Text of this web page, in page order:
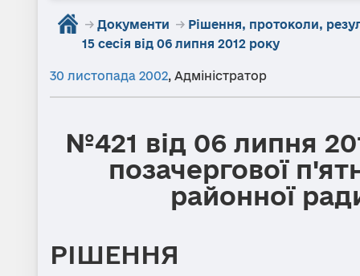
→ Документи → Рішення, протоколи,
15 сесія від 06 липня 2012 року
30 листопада 2002, Адміністратор
№421 від 06 липня
позачергової
районної
РІШЕННЯ